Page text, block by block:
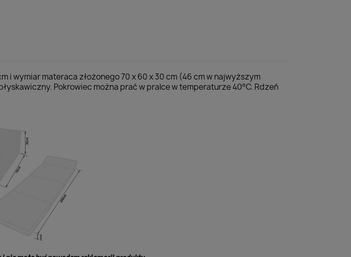
i wymiar materaca złożonego 70 x 60 x 30 cm (46 cm w najwyższym
Pokrowiec można prać w pralce w temperaturze 40°C. Rdzeń